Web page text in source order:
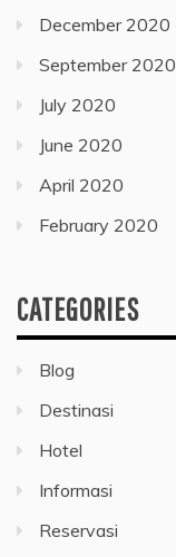
December 2020
September 2020
July 2020
June 2020
April 2020
February 2020
CATEGORIES
Blog
Destinasi
Hotel
Informasi
Reservasi